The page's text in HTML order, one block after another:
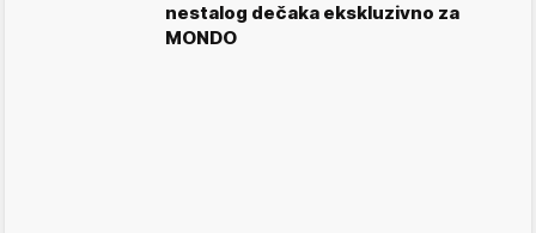
nestalog dečaka ekskluzivno za
MONDO